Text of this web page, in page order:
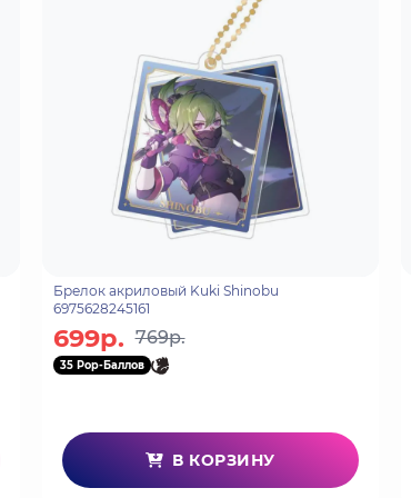
Брелок акриловый Kuki Shinobu
6975628245161
699р. 769р.
35 Pop-Баллов
В КОРЗИНУ